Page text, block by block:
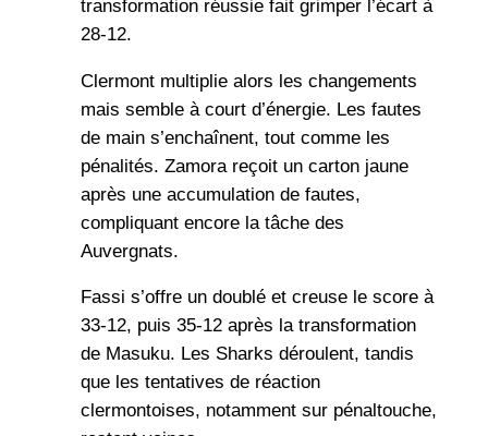
transformation réussie fait grimper l’écart à
28-12.
Clermont multiplie alors les changements
mais semble à court d’énergie. Les fautes
de main s’enchaînent, tout comme les
pénalités. Zamora reçoit un carton jaune
après une accumulation de fautes,
compliquant encore la tâche des
Auvergnats.
Fassi s’offre un doublé et creuse le score à
33-12, puis 35-12 après la transformation
de Masuku. Les Sharks déroulent, tandis
que les tentatives de réaction
clermontoises, notamment sur pénaltouche,